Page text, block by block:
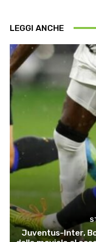
LEGGI ANCHE
Juventus-Inter,